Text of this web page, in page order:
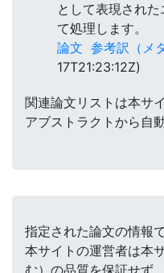
として表現され
て処理します。
論文 参考訳（メ
17T21:23:12Z)
関連論文リストは本サ
アブストラクトから自
指定された論文の情報で
本サイトの運営者は本
む）の品質を保証せず